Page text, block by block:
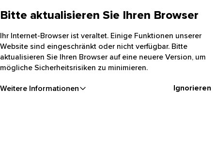
Bitte aktualisieren Sie Ihren Browser
Ihr Internet-Browser ist veraltet. Einige Funktionen unserer
Website sind eingeschränkt oder nicht verfügbar. Bitte
aktualisieren Sie Ihren Browser auf eine neuere Version, um
mögliche Sicherheitsrisiken zu minimieren.
Weitere Informationen Ignorieren